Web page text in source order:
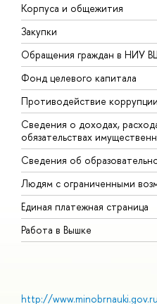
Корпуса и общежития
Закупки
Обращения граждан в НИУ
Фонд целевого капитала
Противодействие коррупции
Сведения о доходах,
обязательствах
Сведения об
Людям с ограниченными
Единая платежная страница
Работа в Вышке
http://